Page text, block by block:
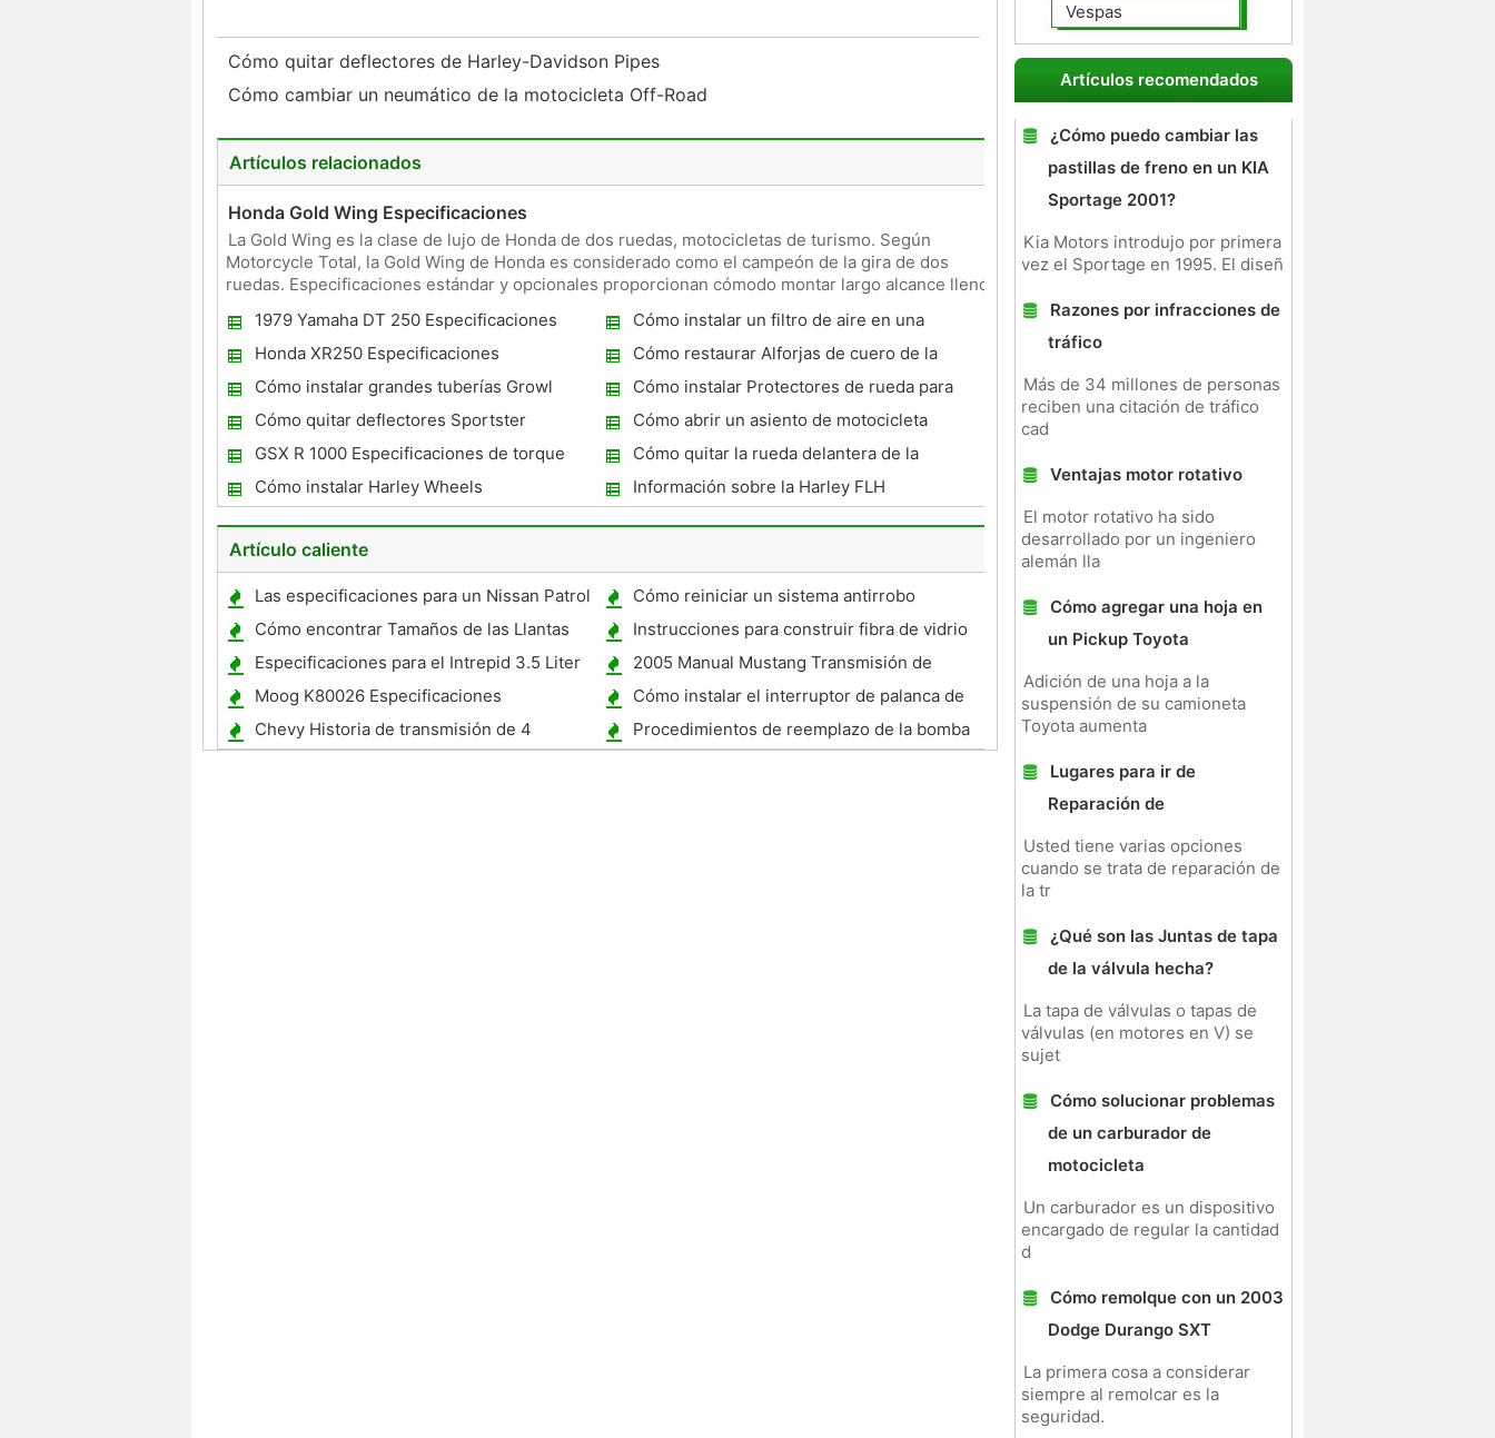
Cómo quitar deflectores de Harley-Davidson Pipes
Cómo cambiar un neumático de la motocicleta Off-Road
Artículos relacionados
Honda Gold Wing Especificaciones
La Gold Wing es la clase de lujo de Honda de dos ruedas, motocicletas de turismo. Según
Motorcycle Total, la Gold Wing de Honda es considerado como el campeón de la gira de dos
ruedas. Especificaciones estándar y opcionales proporcionan cómodo montar largo alcance lleno
1979 Yamaha DT 250 Especificaciones
Cómo instalar un filtro de aire en una
Yamaha V-Star
Honda XR250 Especificaciones
Cómo restaurar Alforjas de cuero de la
motocicleta
Cómo instalar grandes tuberías Growl
Cómo instalar Protectores de rueda para
arrastrar una motocicleta
Cómo quitar deflectores Sportster
Cómo abrir un asiento de motocicleta
GSX R 1000 Especificaciones de torque
Cómo quitar la rueda delantera de la
motocicleta Honda
Cómo instalar Harley Wheels Información sobre la Harley FLH
Artículo caliente
Las especificaciones para un Nissan Patrol
GQ
Cómo reiniciar un sistema antirrobo
Bloqueo a distancia
Cómo encontrar Tamaños de las Llantas
Originales
Instrucciones para construir fibra de vidrio
Altavoz Cajas
Especificaciones para el Intrepid 3.5 Liter
Engine 2002
2005 Manual Mustang Transmisión de
Información
Moog K80026 Especificaciones
Cómo instalar el interruptor de palanca de
encendido remoto de un amplificador A
Chevy Historia de transmisión de 4
velocidades
Procedimientos de reemplazo de la bomba
de agua Evinrude
Vespas
Artículos recomendados
¿Cómo puedo cambiar las
pastillas de freno en un KIA
Sportage 2001?
Kia Motors introdujo por primera
vez el Sportage en 1995. El diseñ
Razones por infracciones de
tráfico
Más de 34 millones de personas
reciben una citación de tráfico
cad
Ventajas motor rotativo
El motor rotativo ha sido
desarrollado por un ingeniero
alemán lla
Cómo agregar una hoja en
un Pickup Toyota
Adición de una hoja a la
suspensión de su camioneta
Toyota aumenta
Lugares para ir de
Reparación de
Usted tiene varias opciones
cuando se trata de reparación de
la tr
¿Qué son las Juntas de tapa
de la válvula hecha?
La tapa de válvulas o tapas de
válvulas (en motores en V) se
sujet
Cómo solucionar problemas
de un carburador de
motocicleta
Un carburador es un dispositivo
encargado de regular la cantidad
d
Cómo remolque con un 2003
Dodge Durango SXT
La primera cosa a considerar
siempre al remolcar es la
seguridad.